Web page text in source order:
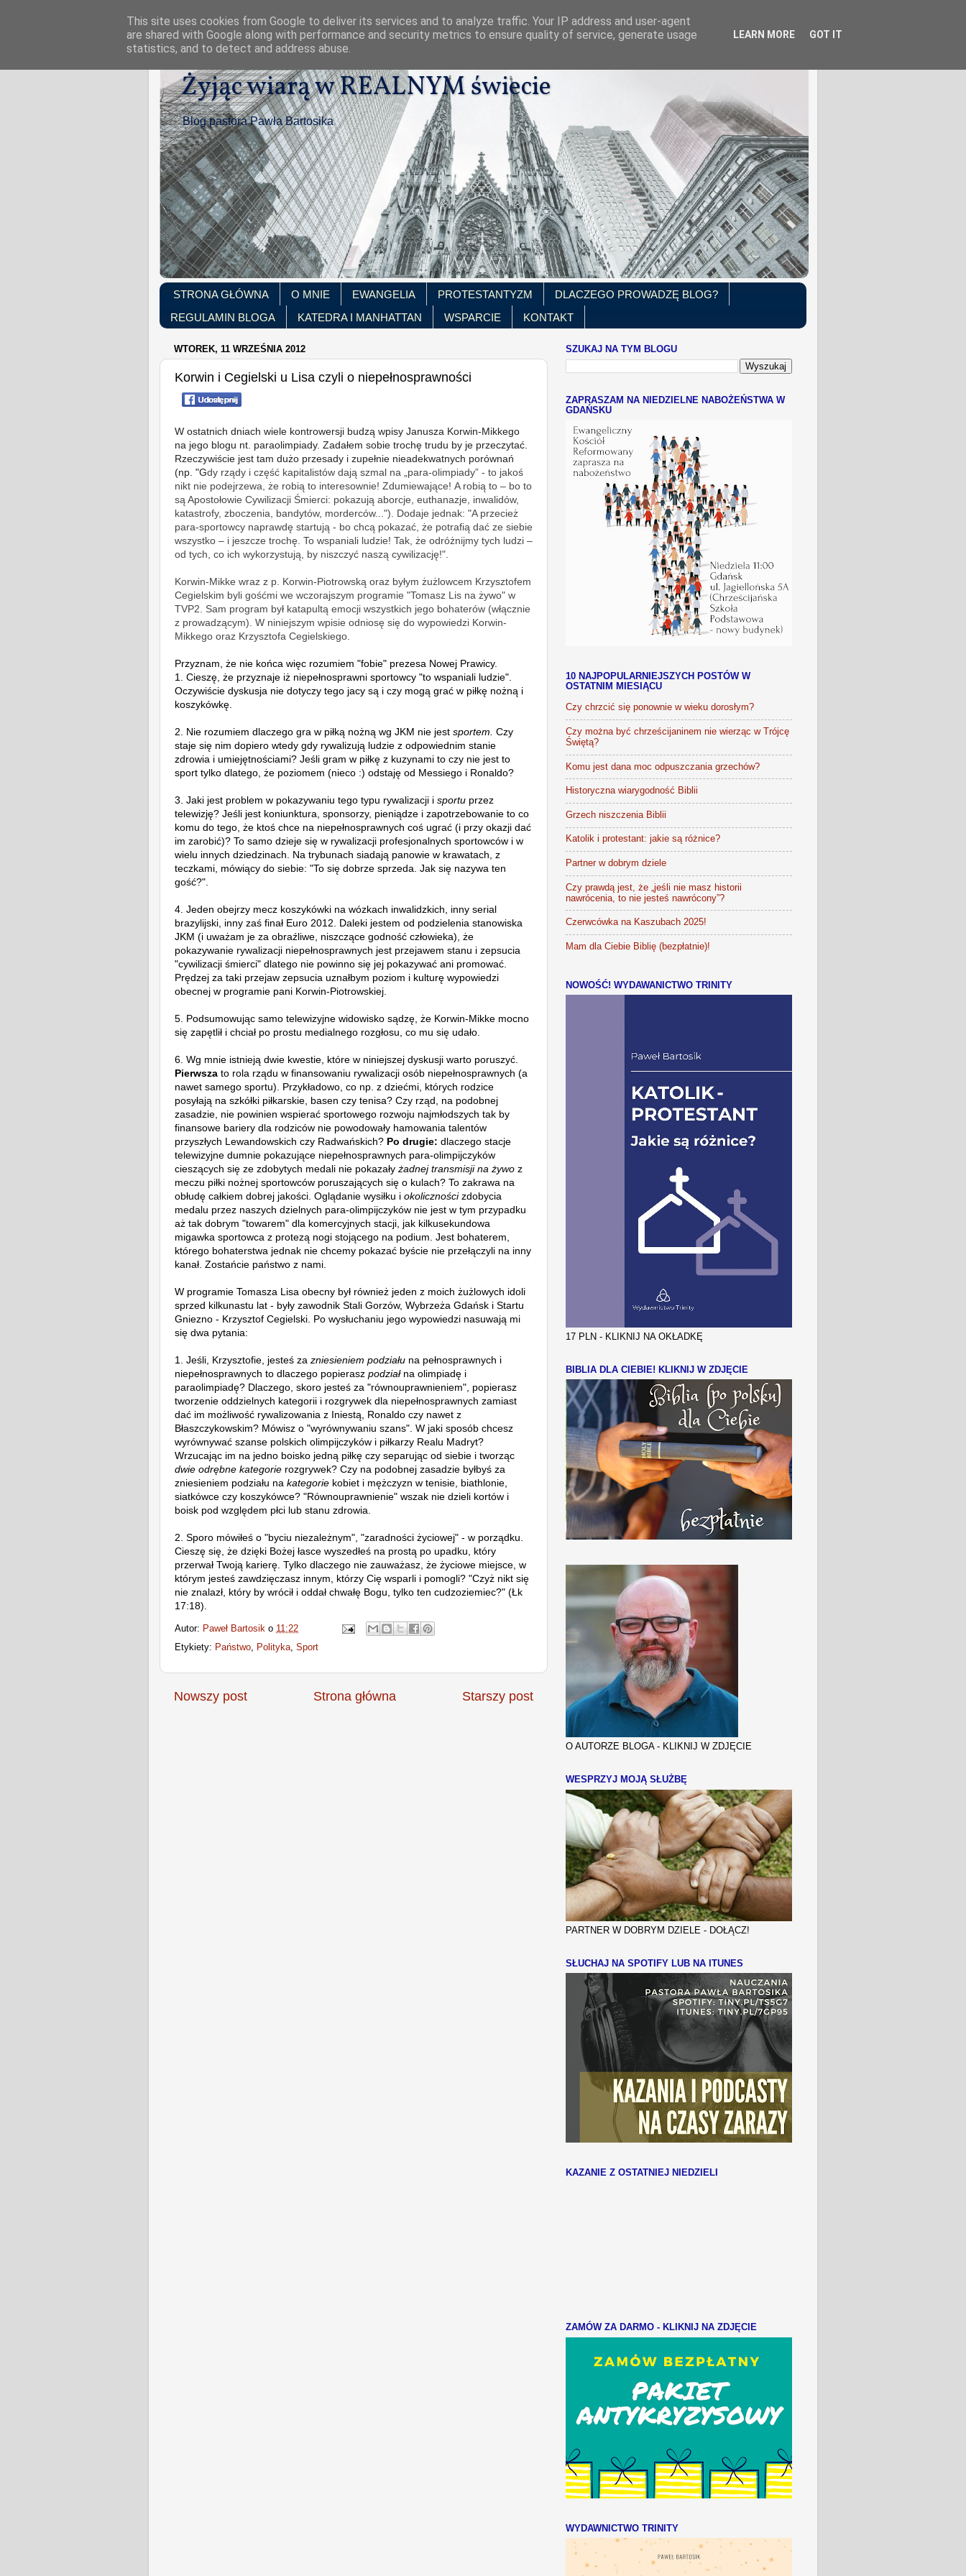
Żyjąc wiarą w REALNYM świecie
Blog pastora Pawła Bartosika
STRONA GŁÓWNA O MNIE EWANGELIA PROTESTANTYZM
DLACZEGO PROWADZĘ BLOG?
REGULAMIN BLOGA
KATEDRA I MANHATTAN WSPARCIE KONTAKT
WTOREK, 11 WRZEŚNIA 2012
Korwin i Cegielski u Lisa czyli o niepełnosprawności
W ostatnich dniach wiele kontrowersji budzą wpisy Janusza Korwin-Mikkego
na jego blogu nt. paraolimpiady. Zadałem sobie trochę trudu by je przeczytać.
Rzeczywiście jest tam dużo przesady i zupełnie nieadekwatnych porównań
(np. "Gdy rządy i część kapitalistów dają szmal na „para-olimpiady” - to jakoś
nikt nie podejrzewa, że robią to interesownie! Zdumiewające! A robią to – bo to
są Apostołowie Cywilizacji Śmierci: pokazują aborcje, euthanazje, inwalidów,
katastrofy, zboczenia, bandytów, morderców..."). Dodaje jednak: "A przecież
para-sportowcy naprawdę startują - bo chcą pokazać, że potrafią dać ze siebie
wszystko – i jeszcze trochę. To wspaniali ludzie! Tak, że odróżnijmy tych ludzi –
od tych, co ich wykorzystują, by niszczyć naszą cywilizację!".
Korwin-Mikke wraz z p. Korwin-Piotrowską oraz byłym żużlowcem Krzysztofem
Cegielskim byli gośćmi we wczorajszym programie "Tomasz Lis na żywo" w
TVP2. Sam program był katapultą emocji wszystkich jego bohaterów (włącznie
z prowadzącym). W niniejszym wpisie odniosę się do wypowiedzi Korwin-
Mikkego oraz Krzysztofa Cegielskiego.
Przyznam, że nie końca więc rozumiem "fobie" prezesa Nowej Prawicy.
1. Cieszę, że przyznaje iż niepełnosprawni sportowcy "to wspaniali ludzie".
Oczywiście dyskusja nie dotyczy tego jacy są i czy mogą grać w piłkę nożną i
koszykówkę.
2. Nie rozumiem dlaczego gra w piłką nożną wg JKM nie jest sportem. Czy
staje się nim dopiero wtedy gdy rywalizują ludzie z odpowiednim stanie
zdrowia i umiejętnościami? Jeśli gram w piłkę z kuzynami to czy nie jest to
sport tylko dlatego, że poziomem (nieco :) odstaję od Messiego i Ronaldo?
3. Jaki jest problem w pokazywaniu tego typu rywalizacji i sportu przez
telewizję? Jeśli jest koniunktura, sponsorzy, pieniądze i zapotrzebowanie to co
komu do tego, że ktoś chce na niepełnosprawnych coś ugrać (i przy okazji dać
im zarobić)? To samo dzieje się w rywalizacji profesjonalnych sportowców i w
wielu innych dziedzinach. Na trybunach siadają panowie w krawatach, z
teczkami, mówiący do siebie: "To się dobrze sprzeda. Jak się nazywa ten
gość?".
4. Jeden obejrzy mecz koszykówki na wózkach inwalidzkich, inny serial
brazylijski, inny zaś finał Euro 2012. Daleki jestem od podzielenia stanowiska
JKM (i uważam je za obraźliwe, niszczące godność człowieka), że
pokazywanie rywalizacji niepełnosprawnych jest przejawem stanu i zepsucia
"cywilizacji śmierci" dlatego nie powinno się jej pokazywać ani promować.
Prędzej za taki przejaw zepsucia uznałbym poziom i kulturę wypowiedzi
obecnej w programie pani Korwin-Piotrowskiej.
5. Podsumowując samo telewizyjne widowisko sądzę, że Korwin-Mikke mocno
się zapętlił i chciał po prostu medialnego rozgłosu, co mu się udało.
6. Wg mnie istnieją dwie kwestie, które w niniejszej dyskusji warto poruszyć.
Pierwsza to rola rządu w finansowaniu rywalizacji osób niepełnosprawnych (a
nawet samego sportu). Przykładowo, co np. z dziećmi, których rodzice
posyłają na szkółki piłkarskie, basen czy tenisa? Czy rząd, na podobnej
zasadzie, nie powinien wspierać sportowego rozwoju najmłodszych tak by
finansowe bariery dla rodziców nie powodowały hamowania talentów
przyszłych Lewandowskich czy Radwańskich? Po drugie: dlaczego stacje
telewizyjne dumnie pokazujące niepełnosprawnych para-olimpijczyków
cieszących się ze zdobytych medali nie pokazały żadnej transmisji na żywo z
meczu piłki nożnej sportowców poruszających się o kulach? To zakrawa na
obłudę całkiem dobrej jakości. Oglądanie wysiłku i okolicznościzdobycia
medalu przez naszych dzielnych para-olimpijczyków nie jest w tym przypadku
aż tak dobrym "towarem" dla komercyjnych stacji, jak kilkusekundowa
migawka sportowca z protezą nogi stojącego na podium. Jest bohaterem,
którego bohaterstwa jednak nie chcemy pokazać byście nie przełączyli na inny
kanał. Zostańcie państwo z nami.
W programie Tomasza Lisa obecny był również jeden z moich żużlowych idoli
sprzed kilkunastu lat - były zawodnik Stali Gorzów, Wybrzeża Gdańsk i Startu
Gniezno - Krzysztof Cegielski. Po wysłuchaniu jego wypowiedzi nasuwają mi
się dwa pytania:
1. Jeśli, Krzysztofie, jesteś za zniesieniem podziału na pełnosprawnych i
niepełnosprawnych to dlaczego popierasz podział na olimpiadę i
paraolimpiadę? Dlaczego, skoro jesteś za "równouprawnieniem", popierasz
tworzenie oddzielnych kategorii i rozgrywek dla niepełnosprawnych zamiast
dać im możliwość rywalizowania z Iniestą, Ronaldo czy nawet z
Błaszczykowskim? Mówisz o "wyrównywaniu szans". W jaki sposób chcesz
wyrównywać szanse polskich olimpijczyków i piłkarzy Realu Madryt?
Wrzucając im na jedno boisko jedną piłkę czy separując od siebie i tworząc
dwie odrębne kategorie rozgrywek? Czy na podobnej zasadzie byłbyś za
zniesieniem podziału na kategorie kobiet i mężczyzn w tenisie, biathlonie,
siatkówce czy koszykówce? "Równouprawnienie" wszak nie dzieli kortów i
boisk pod względem płci lub stanu zdrowia.
2. Sporo mówiłeś o "byciu niezależnym", "zaradności życiowej" - w porządku.
Cieszę się, że dzięki Bożej łasce wyszedłeś na prostą po upadku, który
przerwał Twoją karierę. Tylko dlaczego nie zauważasz, że życiowe miejsce, w
którym jesteś zawdzięczasz innym, którzy Cię wsparli i pomogli? "Czyż nikt się
nie znalazł, który by wrócił i oddał chwałę Bogu, tylko ten cudzoziemiec?" (Łk
17:18).
Autor: Paweł Bartosik o 11:22
Etykiety: Państwo, Polityka, Sport
Nowszy post Starszy post
Strona główna
SZUKAJ NA TYM BLOGU
ZAPRASZAM NA NIEDZIELNE NABOŻEŃSTWA W
GDAŃSKU
10 NAJPOPULARNIEJSZYCH POSTÓW W
OSTATNIM MIESIĄCU
Czy chrzcić się ponownie w wieku dorosłym?
Czy można być chrześcijaninem nie wierząc w Trójcę
Świętą?
Komu jest dana moc odpuszczania grzechów?
Historyczna wiarygodność Biblii
Grzech niszczenia Biblii
Katolik i protestant: jakie są różnice?
Partner w dobrym dziele
Czy prawdą jest, że „jeśli nie masz historii
nawrócenia, to nie jesteś nawrócony”?
Czerwcówka na Kaszubach 2025!
Mam dla Ciebie Biblię (bezpłatnie)!
NOWOŚĆ! WYDAWANICTWO TRINITY
17 PLN - KLIKNIJ NA OKŁADKĘ
BIBLIA DLA CIEBIE! KLIKNIJ W ZDJĘCIE
O AUTORZE BLOGA - KLIKNIJ W ZDJĘCIE
WESPRZYJ MOJĄ SŁUŻBĘ
PARTNER W DOBRYM DZIELE - DOŁĄCZ!
SŁUCHAJ NA SPOTIFY LUB NA ITUNES
KAZANIE Z OSTATNIEJ NIEDZIELI
ZAMÓW ZA DARMO - KLIKNIJ NA ZDJĘCIE
WYDAWNICTWO TRINITY
This site uses cookies from Google to deliver its services and to analyze traffic. Your IP address and user-agent
are shared with Google along with performance and security metrics to ensure quality of service, generate usage
statistics, and to detect and address abuse.
LEARN MORE GOT IT